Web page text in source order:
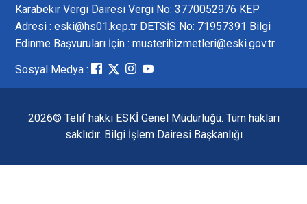
Karabekir Vergi Dairesi Vergi No: 3770052976 KEP
Adresi : eski@hs01.kep.tr DETSİS No: 71957391 Bilgi
Edinme Başvuruları İçin : musterihizmetleri@eski.gov.tr
Sosyal Medya :
2026© Telif hakkı ESKİ Genel Müdürlüğü. Tüm hakları
saklıdır. Bilgi İşlem Dairesi Başkanlığı